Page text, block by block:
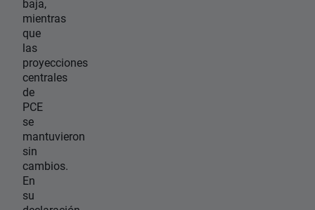
baja,
mientras
que
las
proyecciones
centrales
de
PCE
se
mantuvieron
sin
cambios.
En
su